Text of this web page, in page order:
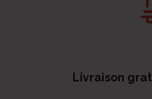
Livraison